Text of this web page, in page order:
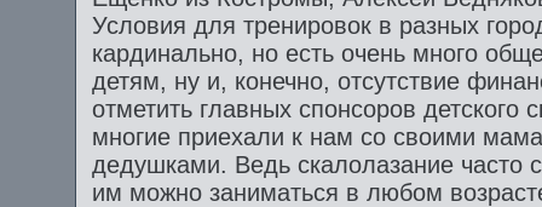
Условия для тренировок в разных
кардинально, но есть очень много
детям, ну и, конечно, отсутствие
отметить главных спонсоров
многие приехали к нам со своими
дедушками. Ведь скалолазание часто
им можно заниматься в любом